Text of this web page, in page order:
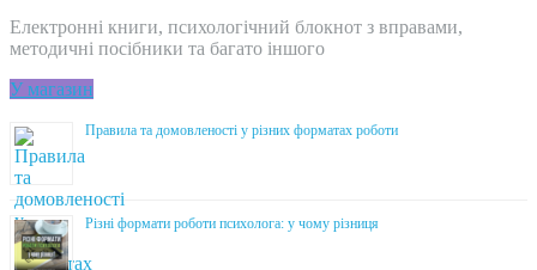
Електронні книги, психологічний блокнот з вправами,
методичні посібники та багато іншого
У магазин
Правила та домовленості у різних форматах роботи
Різні формати роботи психолога: у чому різниця